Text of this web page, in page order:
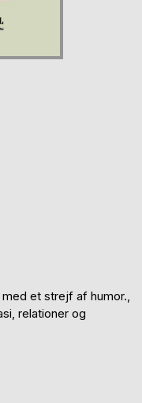
et strejf af humor.,
relationer og